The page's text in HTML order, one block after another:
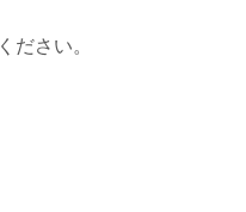
ださい。